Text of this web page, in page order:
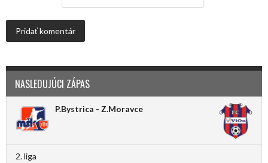
NASLEDUJÚCI ZÁPAS
P.Bystrica - Z.Moravce
2. liga